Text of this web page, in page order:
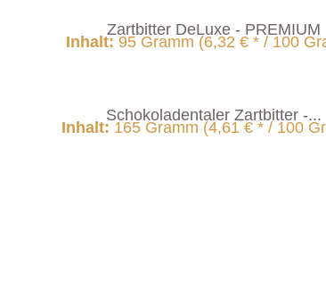
Zartbitter DeLuxe - PREMIUM
Inhalt: 95 Gramm (6,32 € * / 100
Schokoladentaler Zartbitter -...
Inhalt: 165 Gramm (4,61 € * / 100